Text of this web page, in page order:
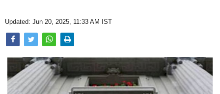
Health & Lifestyle
Home
Updated: Jun 20, 2025, 11:33 AM IST